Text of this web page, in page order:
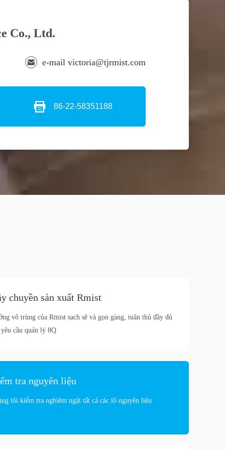
Co., Ltd.
e-mail victoria@tjrmist.com
86-22-58351188
chuyền sản xuất Rmist
vô trùng của Rmist sạch sẽ và gọn gàng, tuân thủ đầy đủ
yêu cầu quản lý 8Q
tra nguyên liệu
tôi kiểm tra nghiêm ngặt tất cả các lô nguyên liệu